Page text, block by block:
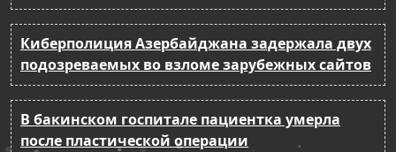
Киберполиция Азербайджана задержала двух
подозреваемых во взломе зарубежных сайтов
В бакинском госпитале пациентка умерла
после пластической операции